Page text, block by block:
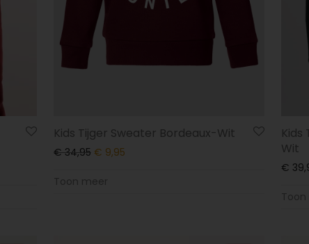
Kids Tijger Sweater Bordeaux-Wit
€34,95 € 9,95
Kids
Wit
€